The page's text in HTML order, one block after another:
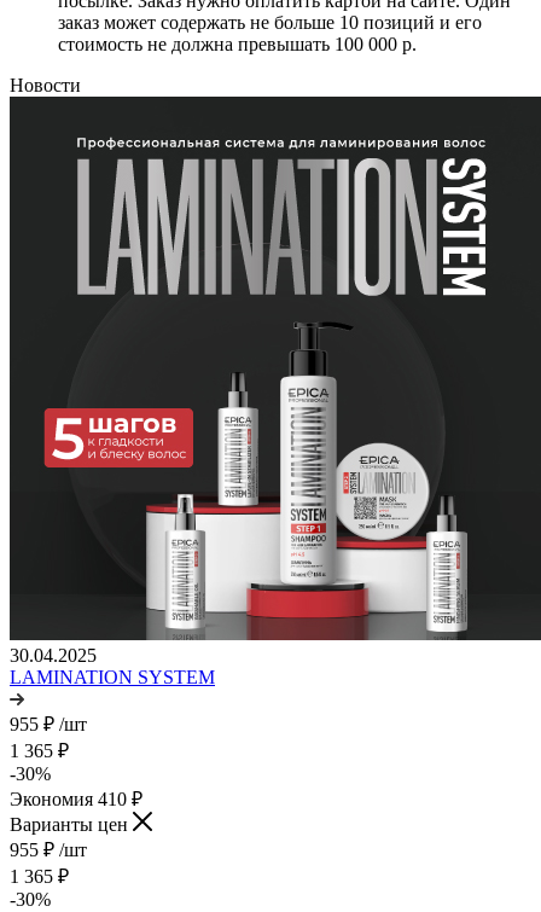
заказ может содержать не больше 10 позиций и его
стоимость не должна превышать 100 000 р.
Новости
30.04.2025
LAMINATION SYSTEM
955 ₽ /шт
1 365 ₽
-30%
Экономия 410 ₽
Варианты цен
955 ₽ /шт
1 365 ₽
-30%